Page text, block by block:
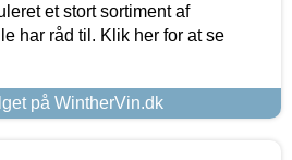
et stort sortiment af
har råd til. Klik her for at se
på WintherVin.dk